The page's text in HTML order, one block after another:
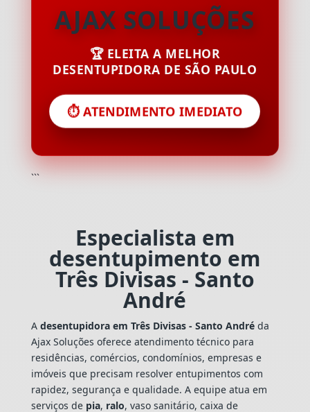
AJAX SOLUÇÕES
🏆 ELEITA A MELHOR
DESENTUPIDORA DE SÃO PAULO
⏱️ ATENDIMENTO IMEDIATO
```
Especialista em
desentupimento em
Três Divisas - Santo
André
A desentupidora em Três Divisas - Santo Andréda
Ajax Soluções oferece atendimento técnico para
residências, comércios, condomínios, empresas e
imóveis que precisam resolver entupimentos com
rapidez, segurança e qualidade. A equipe atua em
serviços de pia, ralo, vaso sanitário, caixa de